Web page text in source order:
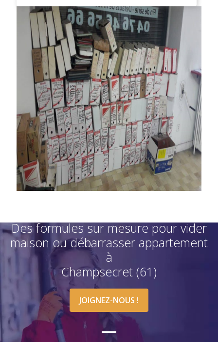
Des formules sur mesure pour vider
maison ou débarrasser appartement
à
Champsecret (61)
JOIGNEZ-NOUS !